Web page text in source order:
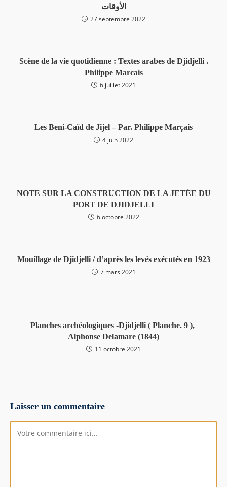
الأوقات
27 septembre 2022
Scène de la vie quotidienne : Textes arabes de Djidjelli .
Philippe Marcais
6 juillet 2021
Les Beni-Caïd de Jijel – Par. Philippe Marçais
4 juin 2022
NOTE SUR LA CONSTRUCTION DE LA JETÉE DU
PORT DE DJIDJELLI
6 octobre 2022
Mouillage de Djidjelli / d’après les levés exécutés en 1923
7 mars 2021
Planches archéologiques -Djidjelli ( Planche. 9 ),
Alphonse Delamare (1844)
11 octobre 2021
Laisser un commentaire
Comment